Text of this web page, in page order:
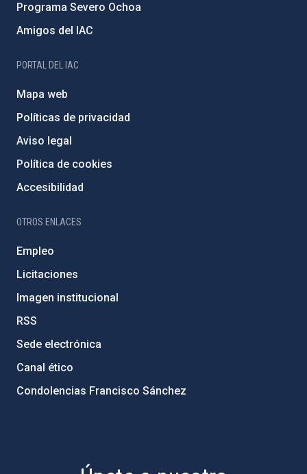
Programa Severo Ochoa
Amigos del IAC
PORTAL DEL IAC
Mapa web
Políticas de privacidad
Aviso legal
Política de cookies
Accesibilidad
OTROS ENLACES
Empleo
Licitaciones
Imagen institucional
RSS
Sede electrónica
Canal ético
Condolencias Francisco Sánchez